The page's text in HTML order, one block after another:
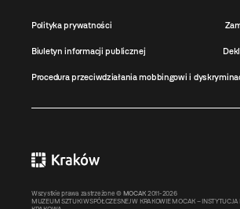
Polityka prywatności
Biuletyn informacji publicznej
Procedura przeciwdziałania mobbingowi i
Wszystkie prawa zastrzeżone © MOCAK 2011-2026
MUZEUM SZTUKI WSPÓŁCZESNEJ W KRAKOWIE MOCAK – INSTYTUCJA